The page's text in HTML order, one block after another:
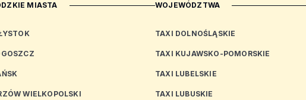
MIASTA
WIELKOPOLSKI
WOJEWÓDZTWA
TAXI DOLNOŚLĄSKIE
TAXI KUJAWSKO-POMORSKIE
TAXI LUBELSKIE
TAXI LUBUSKIE